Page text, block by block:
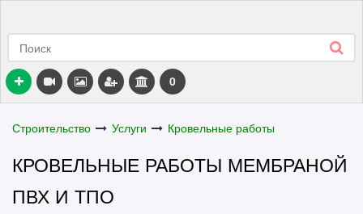
0
Строительство Услуги Кровельные работы
КРОВЕЛЬНЫЕ РАБОТЫ МЕМБРАНОЙ
ПВХ И ТПО